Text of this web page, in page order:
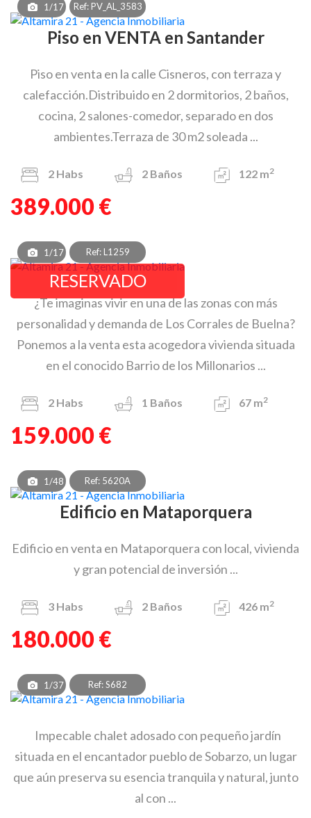
1/17 Ref: PV_AL_3583
Piso en VENTA en Santander
Piso en venta en la calle Cisneros, con terraza y
calefacción.Distribuido en 2 dormitorios, 2 baños,
cocina, 2 salones-comedor, separado en dos
ambientes.Terraza de 30 m2 soleada ...
2 Habs 2 Baños 122 m2
389.000 €
1/17 Ref: L1259
RESERVADO
¿Te imaginas vivir en una de las zonas con más
personalidad y demanda de Los Corrales de Buelna?
Ponemos a la venta esta acogedora vivienda situada
en el conocido Barrio de los Millonarios ...
2 Habs 1 Baños 67 m2
159.000 €
1/48 Ref: 5620A
Edificio en Mataporquera
Edificio en venta en Mataporquera con local, vivienda
y gran potencial de inversión ...
3 Habs 2 Baños 426 m2
180.000 €
1/37 Ref: S682
Impecable chalet adosado con pequeño jardín
situada en el encantador pueblo de Sobarzo, un lugar
que aún preserva su esencia tranquila y natural, junto
al con ...